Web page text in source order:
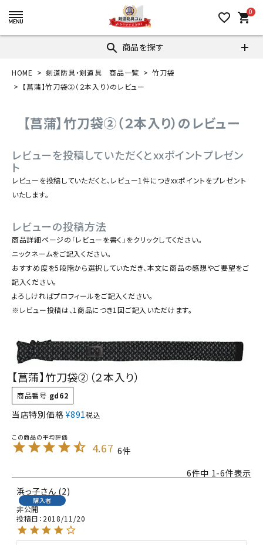
favorite_border 0
shopping_cart
search 商品を探す
HOME 剣道防具・剣道具 商品一覧
竹刀袋
【菖蒲】竹刀袋②（２本入り）のレビュー
【菖蒲】竹刀袋②（２本入り）のレビュー
レビューを投稿していただくとxxポイントプレゼン
ト
レビューを投稿していただくと、レビュー1件につきxxポイントをプレゼント
いたします。
レビューの投稿方法
商品詳細ページの「レビューを書く」をクリックしてください。
ニックネームをご記入ください。
おすすめ度を5段階から選択していただき、本文に商品の感想やご要望をご
記入ください。
よろしければプロフィールをご記入ください。
※レビュー投稿は、1商品につき1回ご記入いただけます。
【菖蒲】竹刀袋②（２本入り）
商品番号 gd62
当店特別価格 ¥891税込
4.67 6
6件中 1-6件表示
浜っ子
2
購入者
非公開
投稿日 2018/11/20